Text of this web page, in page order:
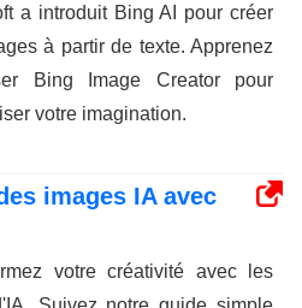
a introduit Bing AI pour créer
à partir de texte. Apprenez
Bing Image Creator pour
votre imagination.
images IA avec
votre créativité avec les